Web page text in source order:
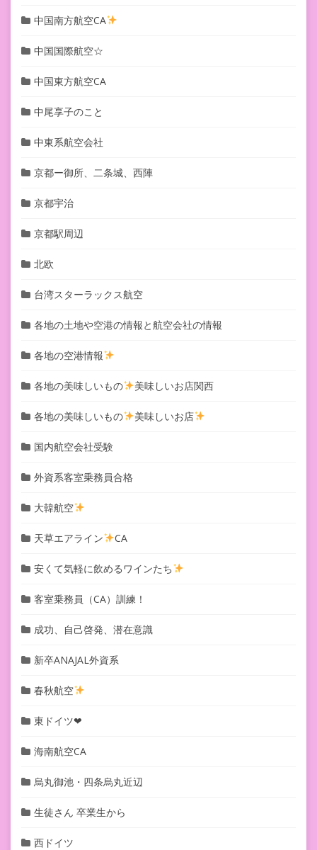
中国南方航空CA
中国国際航空☆
中国東方航空CA
中尾享子のこと
中東系航空会社
京都ー御所、二条城、西陣
京都宇治
京都駅周辺
北欧
台湾スターラックス航空
各地の土地や空港の情報と航空会社の情報
各地の空港情報
各地の美味しいもの 美味しいお店関西
各地の美味しいもの 美味しいお店
国内航空会社受験
外資系客室乗務員合格
大韓航空
天草エアライン CA
安くて気軽に飲めるワインたち
客室乗務員（CA）訓練！
成功、自己啓発、潜在意識
新卒ANAJAL外資系
春秋航空
東ドイツ❤︎
海南航空CA
烏丸御池・四条烏丸近辺
生徒さん 卒業生から
西ドイツ